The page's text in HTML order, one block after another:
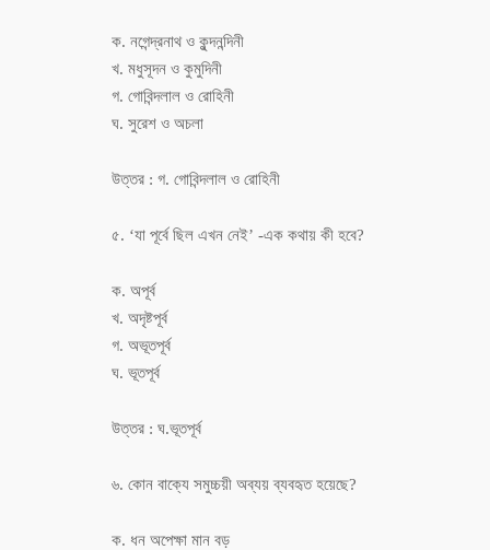
ক. নগেন্দ্রনাথ ও কুন্দনন্দিনী
খ. মধুসূদন ও কুমুদিনী
গ. গোবিন্দলাল ও রোহিনী
ঘ. সুরেশ ও অচলা
উত্তর : গ. গোবিন্দলাল ও রোহিনী
৫. ‘যা পূর্বে ছিল এখন নেই’ -এক কথায় কী হবে?
ক. অপূর্ব
খ. অদৃষ্টপূর্ব
গ. অভূতপূর্ব
ঘ. ভূতপূর্ব
উত্তর : ঘ.ভূতপূর্ব
৬. কোন বাক্যে সমুচ্চয়ী অব্যয় ব্যবহৃত হয়েছে?
ক. ধন অপেক্ষা মান বড়